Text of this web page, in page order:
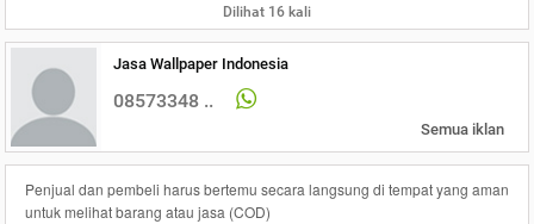
Dilihat 16 kali
Jasa Wallpaper Indonesia
08573348 ..
Semua iklan
Penjual dan pembeli harus bertemu secara langsung di tempat yang aman
untuk melihat barang atau jasa (COD)